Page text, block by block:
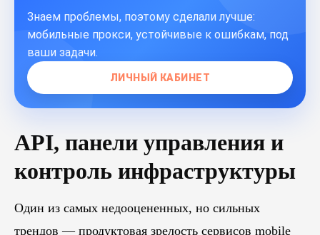
Знаем проблемы, поэтому сделали лучше:
мобильные прокси, устойчивые к ошибкам, под
ваши задачи.
ЛИЧНЫЙ КАБИНЕТ
API, панели управления и
контроль инфраструктуры
Один из самых недооцененных, но сильных
трендов — продуктовая зрелость сервисов mobile